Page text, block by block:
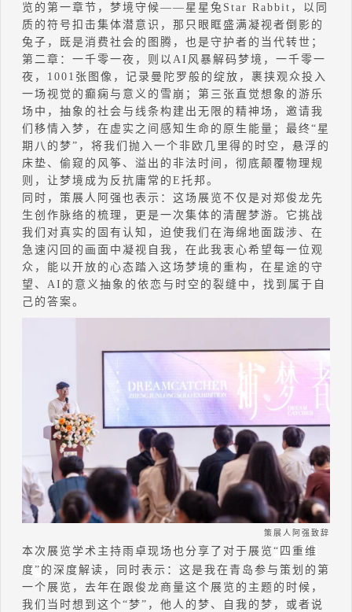
览的第一章节，梦境守候——星星兔Star Rabbit，以同
质的符号扣击集体潜意识，那只眼眶盛满凝视者倒影的
兔子，既是消费社会的图腾，也是守护者的当代转世；
第二章：一千零一夜，则以AI风暴解码梦境，一千零一
夜，1001张图像，记录曼陀罗般的绽放，裹挟观众投入
一场视觉的癫痫与意义的雪崩；第三张直觉想象的游乐
场中，抽象的社会与线条构建出无限的精神场，邀请我
们移情入梦，在虚实之间感知生命的原生能量；最终“星
期八的梦”，将我们抛入一个非欧几里得的时空，悬浮的
床垫、偷窥的风筝、溢出的非法时间，彻底颠覆物理规
则，让梦境成为反抗庸常的E托邦。
同时，策展人阿强也表示：这场展览不仅是对郑俊龙先
生创作脉络的梳理，更是一次集体的清醒梦游。它挑战
我们对真实的固有认知，迫使我们在海绵地面跋涉、在
急速闪回的画面中凝视自我，在此我衷心希望每一位观
众，能以开放的心态踏入这场梦境的重构，在星途的守
望、AI的意义抽象的依恋与时空的裂缝中，找到属于自
己的答案。
策展人阿强致辞
本次展览 学术主持雨卓现场也分享了对于展览 “ 四重维
度” 的深度解读，同时表示：这是我在青岛参与策划的第
一个展览，去年在跟俊龙商量这个展览的主题的时候，
我们当时想到这个“梦”，他人的梦、自我的梦，或者说